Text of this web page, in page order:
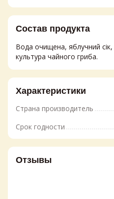
Состав продукта
Вода очищена, яблучний
культура чайного гриба.
Характеристики
Страна производитель
Срок годности
Отзывы